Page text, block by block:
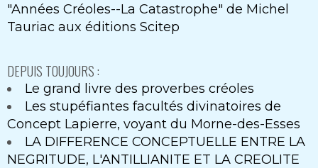
"Années Créoles--La Catastrophe" de Michel
Tauriac aux éditions Scitep
DEPUIS TOUJOURS :
Le grand livre des proverbes créoles
Les stupéfiantes facultés divinatoires de
Concept Lapierre, voyant du Morne-des-Esses
LA DIFFERENCE CONCEPTUELLE ENTRE LA
NEGRITUDE, L'ANTILLIANITE ET LA CREOLITE